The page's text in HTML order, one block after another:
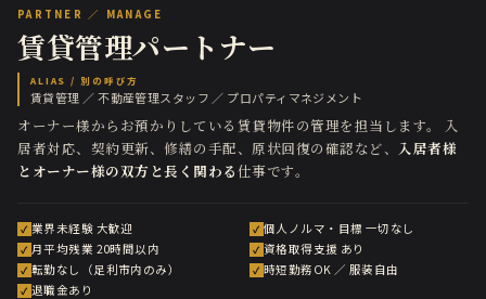
PARTNER ／ MANAGE
賃貸管理パートナー
ALIAS / 別の呼び方
賃貸管理 ／ 不動産管理スタッフ ／ プロパティマネジメント
オーナー様からお預かりしている賃貸物件の管理を担当します。
入
居者対応、契約更新、修繕の手配、原状回復の確認など、 入居者様
とオーナー様の双方と長く関わる仕事です。
✓ 業界未経験 大歓迎 ✓ 個人ノルマ・目標 一切なし
✓ 月平均残業 20時間以内 ✓ 資格取得支援 あり
✓ 転勤なし（足利市内のみ） ✓ 時短勤務OK ／ 服装自由
✓ 退職金あり